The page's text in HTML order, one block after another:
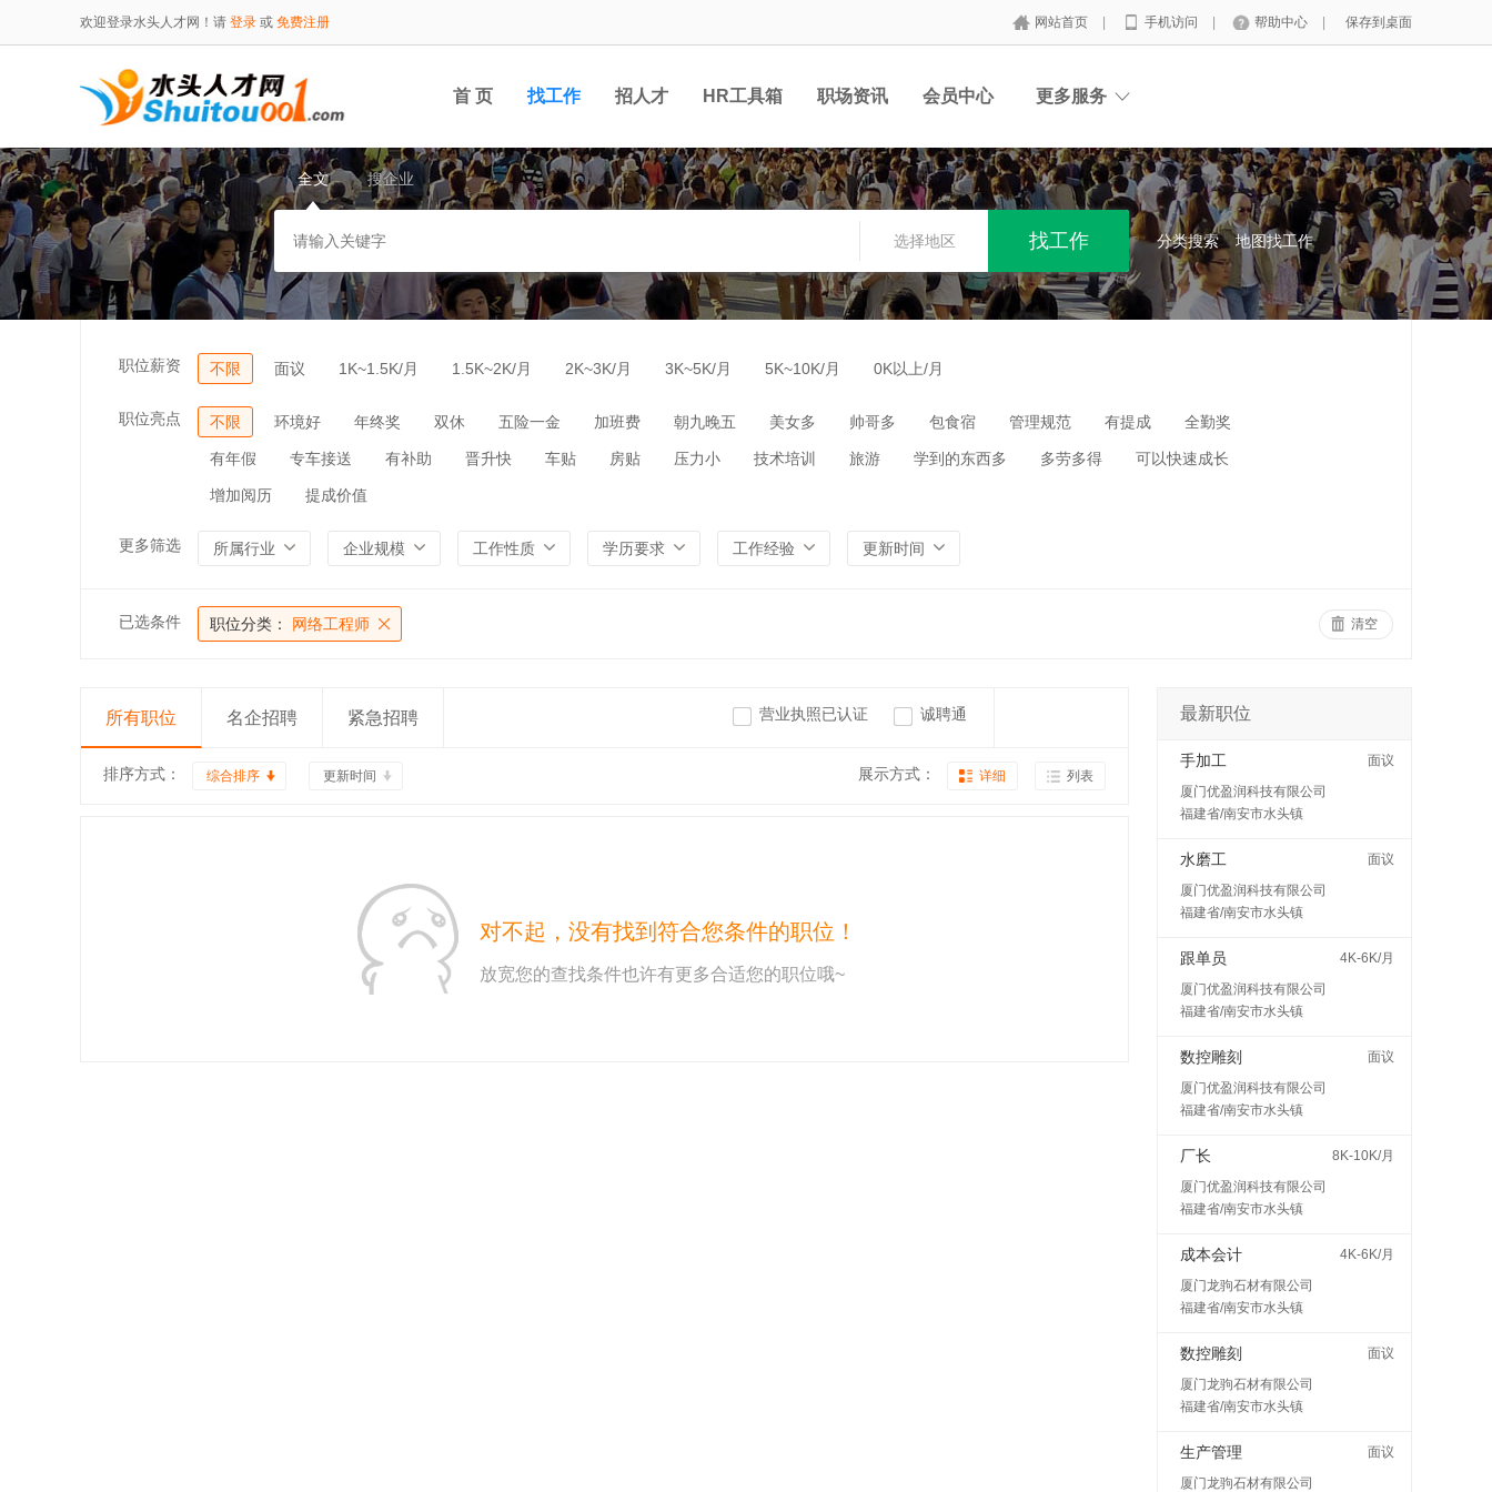
欢迎登录水头人才网！请 登录 或 免费注册 网站首页 手机访问 帮助中心 保存到桌面
首 页 找工作 招人才 HR工具箱 职场资讯 会员中心 更多服务
全文 搜企业
选择地区 分类搜索 地图找工作
职位薪资 不限 面议 1K~1.5K/月 1.5K~2K/月 2K~3K/月 3K~5K/月 5K~10K/月 0K以上/月
职位亮点 不限 环境好 年终奖 双休 五险一金 加班费 朝九晚五 美女多 帅哥多 包食宿 管理规范 有提成 全勤奖
有年假 专车接送 有补助 晋升快 车贴 房贴 压力小 技术培训 旅游 学到的东西多 多劳多得 可以快速成长
增加阅历 提成价值
更多筛选 所属行业 企业规模 工作性质 学历要求 工作经验 更新时间
已选条件 职位分类： 网络工程师 清空
所有职位 名企招聘 紧急招聘 营业执照已认证 诚聘通
排序方式： 综合排序 更新时间 展示方式： 详细 列表
对不起，没有找到符合您条件的职位！
放宽您的查找条件也许有更多合适您的职位哦~
最新职位
手加工
面议
厦门优盈润科技有限公司
福建省/南安市水头镇
水磨工
面议
厦门优盈润科技有限公司
福建省/南安市水头镇
跟单员
4K-6K/月
厦门优盈润科技有限公司
福建省/南安市水头镇
数控雕刻
面议
厦门优盈润科技有限公司
福建省/南安市水头镇
厂长
8K-10K/月
厦门优盈润科技有限公司
福建省/南安市水头镇
成本会计
4K-6K/月
厦门龙驹石材有限公司
福建省/南安市水头镇
数控雕刻
面议
厦门龙驹石材有限公司
福建省/南安市水头镇
生产管理
面议
厦门龙驹石材有限公司